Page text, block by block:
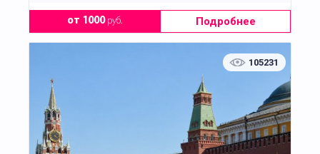
от 1000руб. Подробнее
105231